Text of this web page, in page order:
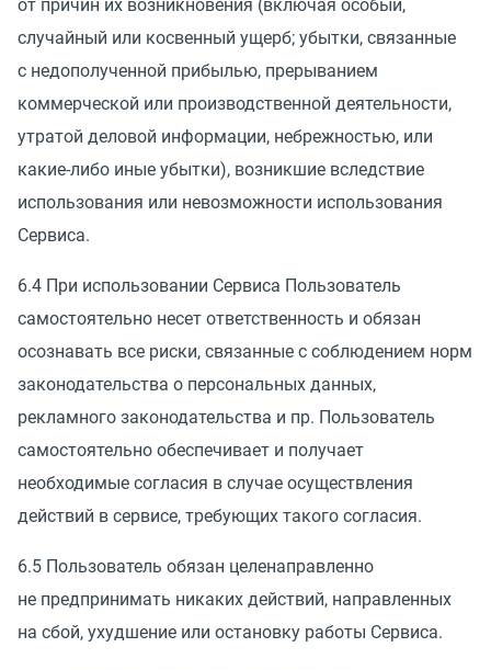
от причин их возникновения (включая особый,
случайный или косвенный ущерб; убытки, связанные
с недополученной прибылью, прерыванием
коммерческой или производственной деятельности,
утратой деловой информации, небрежностью, или
какие-либо иные убытки), возникшие вследствие
использования или невозможности использования
Сервиса.
6.4 При использовании Сервиса Пользователь
самостоятельно несет ответственность и обязан
осознавать все риски, связанные с соблюдением норм
законодательства о персональных данных,
рекламного законодательства и пр. Пользователь
самостоятельно обеспечивает и получает
необходимые согласия в случае осуществления
действий в сервисе, требующих такого согласия.
6.5 Пользователь обязан целенаправленно
не предпринимать никаких действий, направленных
на сбой, ухудшение или остановку работы Сервиса.